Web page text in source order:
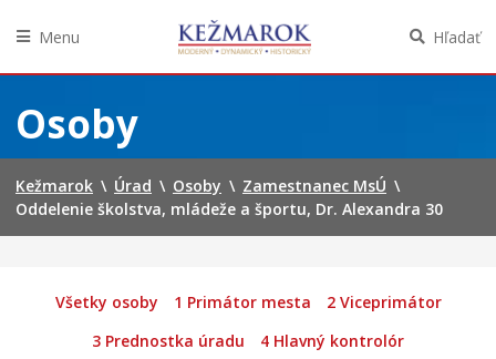
obsah
Menu Hľadať
Osoby
Kežmarok \ Úrad \ Osoby \ Zamestnanec MsÚ \
Oddelenie školstva, mládeže a športu, Dr. Alexandra 30
Všetky osoby 1 Primátor mesta
2 Viceprimátor
3 Prednostka úradu
4 Hlavný kontrolór